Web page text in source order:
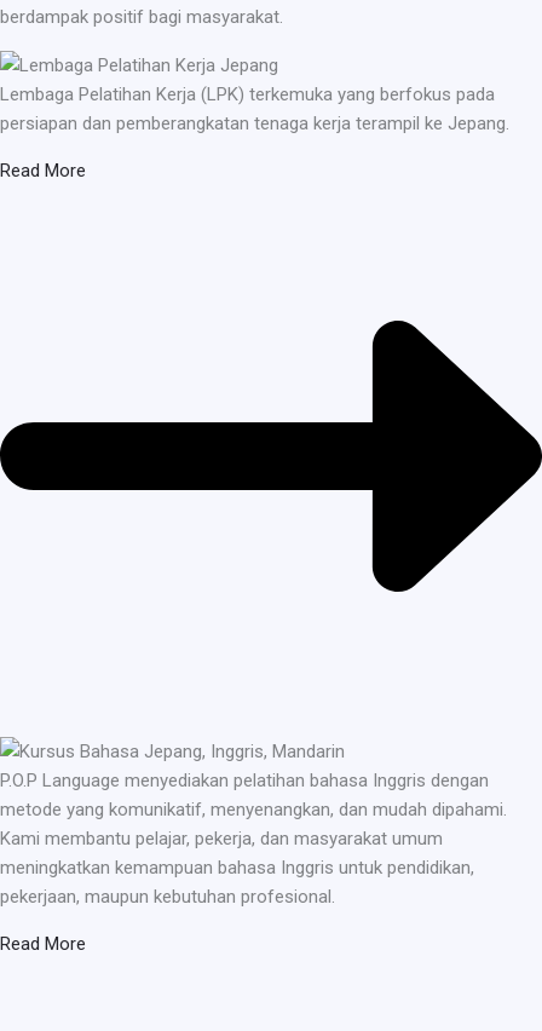
berdampak positif bagi masyarakat.
Lembaga Pelatihan Kerja (LPK) terkemuka yang berfokus pada
persiapan dan pemberangkatan tenaga kerja terampil ke Jepang.
Read More
P.O.P Language menyediakan pelatihan bahasa Inggris dengan
metode yang komunikatif, menyenangkan, dan mudah dipahami.
Kami membantu pelajar, pekerja, dan masyarakat umum
meningkatkan kemampuan bahasa Inggris untuk pendidikan,
pekerjaan, maupun kebutuhan profesional.
Read More